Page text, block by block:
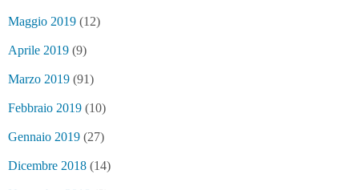
Maggio 2019 (12)
Aprile 2019 (9)
Marzo 2019 (91)
Febbraio 2019 (10)
Gennaio 2019 (27)
Dicembre 2018 (14)